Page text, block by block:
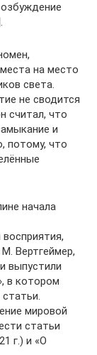
на место
света.
не сводится
считал, что
и
потому, что
начала
Вертгеймер,
выпустили
в котором
мировой
статьи
г.) и «О